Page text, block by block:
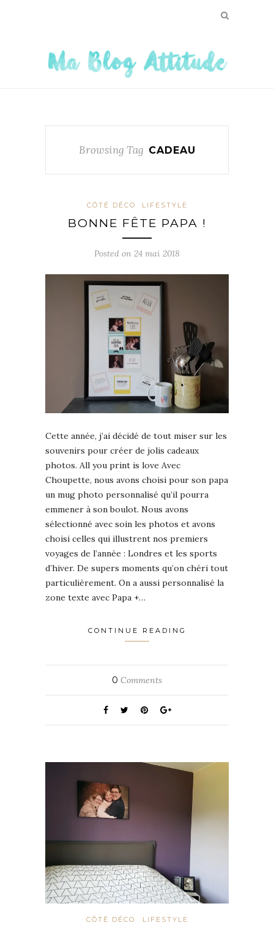
Browsing Tag CADEAU
CÔTÉ DÉCO LIFESTYLE
BONNE FÊTE PAPA !
Posted on 24 mai 2018
Cette année, j’ai décidé de tout miser sur les
souvenirs pour créer de jolis cadeaux
photos. All you print is love Avec
Choupette, nous avons choisi pour son papa
un mug photo personnalisé qu’il pourra
emmener à son boulot. Nous avons
sélectionné avec soin les photos et avons
choisi celles qui illustrent nos premiers
voyages de l’année : Londres et les sports
d’hiver. De supers moments qu’on chéri tout
particulièrement. On a aussi personnalisé la
zone texte avec Papa +…
CONTINUE READING
0 Comments
CÔTÉ DÉCO LIFESTYLE